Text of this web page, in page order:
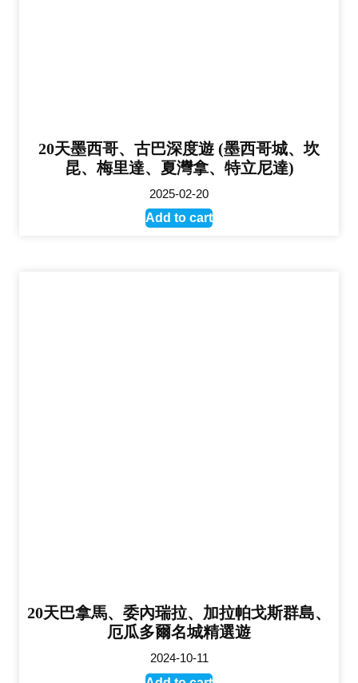
20天墨西哥、古巴深度遊 (墨西哥城、坎
昆、梅里達、夏灣拿、特立尼達)
2025-02-20
Add to cart
20天巴拿馬、委內瑞拉、加拉帕戈斯群島、
厄瓜多爾名城精選遊
2024-10-11